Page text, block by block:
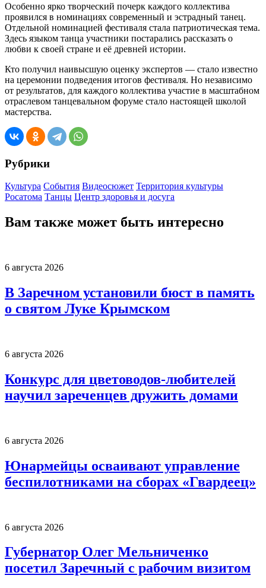
Особенно ярко творческий почерк каждого коллектива
проявился в номинациях современный и эстрадный танец.
Отдельной номинацией фестиваля стала патриотическая тема.
Здесь языком танца участники постарались рассказать о
любви к своей стране и её древней истории.
Кто получил наивысшую оценку экспертов — стало известно
на церемонии подведения итогов фестиваля. Но независимо
от результатов, для каждого коллектива участие в масштабном
отраслевом танцевальном форуме стало настоящей школой
мастерства.
Рубрики
Культура События Видеосюжет Территория культуры
Росатома Танцы Центр здоровья и досуга
Вам также может быть интересно
6 августа 2026
В Заречном установили бюст в память
о святом Луке Крымском
6 августа 2026
Конкурс для цветоводов-любителей
научил зареченцев дружить домами
6 августа 2026
Юнармейцы осваивают управление
беспилотниками на сборах «Гвардеец»
6 августа 2026
Губернатор Олег Мельниченко
посетил Заречный с рабочим визитом